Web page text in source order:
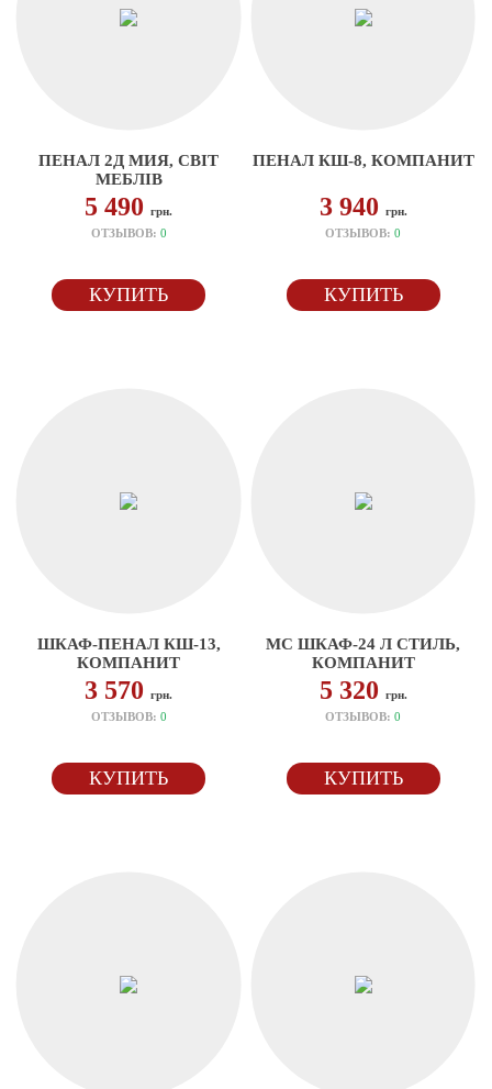
ПЕНАЛ 2Д МИЯ, СВІТ
МЕБЛІВ
5 490грн.
ОТЗЫВОВ: 0
КУПИТЬ
ПЕНАЛ КШ-8, КОМПАНИТ
3 940 грн.
ОТЗЫВОВ:0
КУПИТЬ
ШКАФ-ПЕНАЛ КШ-13,
КОМПАНИТ
3 570грн.
ОТЗЫВОВ: 0
КУПИТЬ
МС ШКАФ-24 Л СТИЛЬ,
КОМПАНИТ
5 320 грн.
ОТЗЫВОВ:0
КУПИТЬ